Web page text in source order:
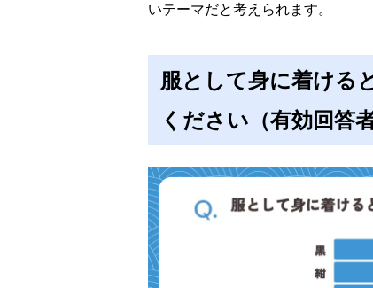
いテーマだと考えられます。
服として身に着ける
ください（有効回答